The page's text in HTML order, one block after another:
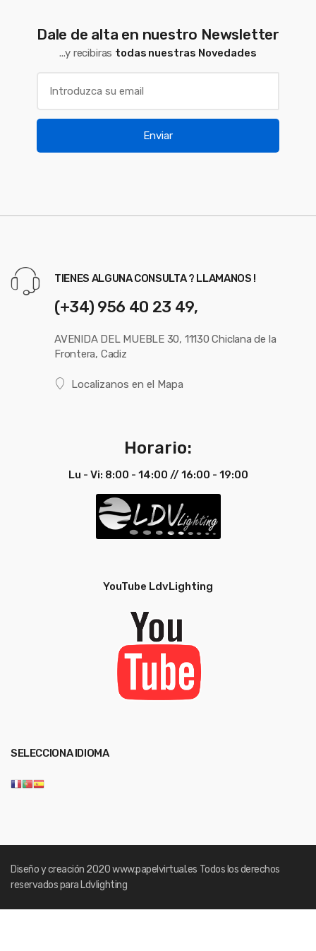
Dale de alta en nuestro Newsletter
...y recibiras todas nuestras Novedades
Enviar
TIENES ALGUNA CONSULTA ? LLAMANOS !
(+34) 956 40 23 49,
AVENIDA DEL MUEBLE 30, 11130 Chiclana de la
Frontera, Cadiz
Localizanos en el Mapa
Horario:
Lu - Vi: 8:00 - 14:00 // 16:00 - 19:00
YouTube LdvLighting
SELECCIONA IDIOMA
Diseño y creación 2020www.papelvirtual.es Todos los derechos
reservados para Ldvlighting